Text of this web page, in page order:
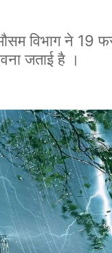
विभाग ने 19
जताई है ।